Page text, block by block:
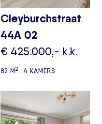
Cleyburchstraat
44A 02
€ 425.000,- k.k.
82 M2 4 KAMERS